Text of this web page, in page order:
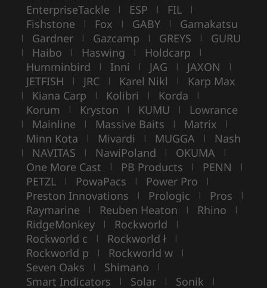
EnterpriseTackle | ESP | FIL |
Fishstone | Fox | GABY | Gamakatsu
| Gardner | Gazcamp | GREYS | GURU
| Haibo | Haswing | Holdcarp |
Humminbird | Inni | JAG | JAXON |
JETFISH | JRC | Karel Nikl | Karp Max
| Kiana Carp | Kolibri | Korda |
Korum | Kryston | KUMU | Lowrance
| Mainline | Massive Baits | Matrix |
Minn Kota | Mivardi | MUGGA | Nash
| NAVITAS | NawiPoland | OKUMA |
One More Cast | PB Products | PENN |
PETZL | PowaPacs | Power Pro |
Preston Innovations | Prologic | Pros |
Raymarine | Reuben Heaton | Rhino |
RidgeMonkey | Rockworld |
Rockworld c | Rockworld ł |
Rockworld p | Rockworld w |
Seven Oaks | Shimano |
Smart Indicators | Solar | Sonik |